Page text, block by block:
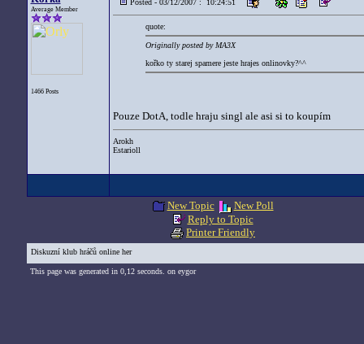
Average Member
1466 Posts
Posted - 03/12/2007 : 10:24:51
quote:
Originally posted by MA3X
kořko ty starej spamere jeste hrajes onlinovky?^^
Pouze DotA, todle hraju singl ale asi si to koupím
Arokh
Estarioll
New Topic
New Poll
Reply to Topic
Printer Friendly
Diskuzní klub hráčů online her
This page was generated in 0,12 seconds. on eygor